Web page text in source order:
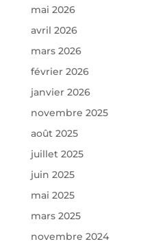
mai 2026
avril 2026
mars 2026
février 2026
janvier 2026
novembre 2025
août 2025
juillet 2025
juin 2025
mai 2025
mars 2025
novembre 2024